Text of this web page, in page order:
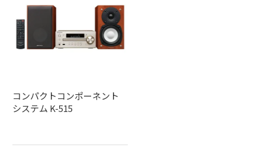
コンパクトコンポーネント
システム K-515